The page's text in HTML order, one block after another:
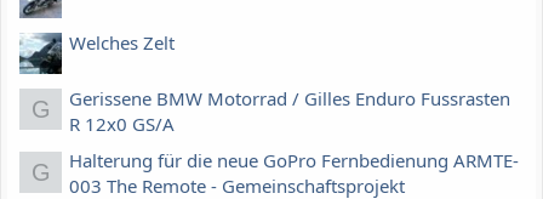
Welches Zelt
G
Gerissene BMW Motorrad / Gilles Enduro Fussrasten
R 12x0 GS/A
G
Halterung für die neue GoPro Fernbedienung ARMTE-
003 The Remote - Gemeinschaftsprojekt